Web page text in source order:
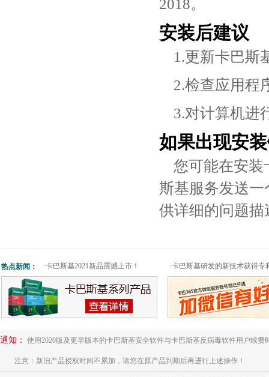
2018。
安装后建议
1.更新卡巴斯
2.检查应用程
3.对计算机进
如果出现安
您可能在安装
斯基服务发送
供详细的问题
热点新闻： ·卡巴斯基2021新品震撼上市！ ·卡巴斯基研发的新技术获得专
通知： 使用2020版及更早版本的卡巴斯基安全软件与卡巴斯基反病毒软件用户续
注意：新旧产品授权时间不累加，请您在原产品到期后再进行上述操作！